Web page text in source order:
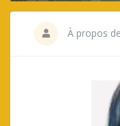
À propos